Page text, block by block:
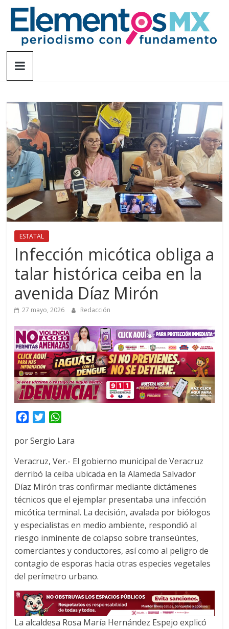
Saltar
contenido
Elementosmx
fundamento
ESTATAL
Infección micótica obliga a
talar histórica ceiba en la
avenida Díaz Mirón
27 mayo, 2026 Redacción
c
b
o
o
k
T
i
t
e
r
a
s
A
p
p
por Sergio Lara
Veracruz, Ver.- El gobierno municipal de Veracruz
derribó la ceiba ubicada en la Alameda Salvador
Díaz Mirón tras confirmar mediante dictámenes
técnicos que el ejemplar presentaba una infección
micótica terminal. La decisión, avalada por biólogos
y especialistas en medio ambiente, respondió al
riesgo inminente de colapso sobre transeúntes,
comerciantes y conductores, así como al peligro de
contagio de esporas hacia otras especies vegetales
del perímetro urbano.
La alcaldesa Rosa María Hernández Espejo explicó